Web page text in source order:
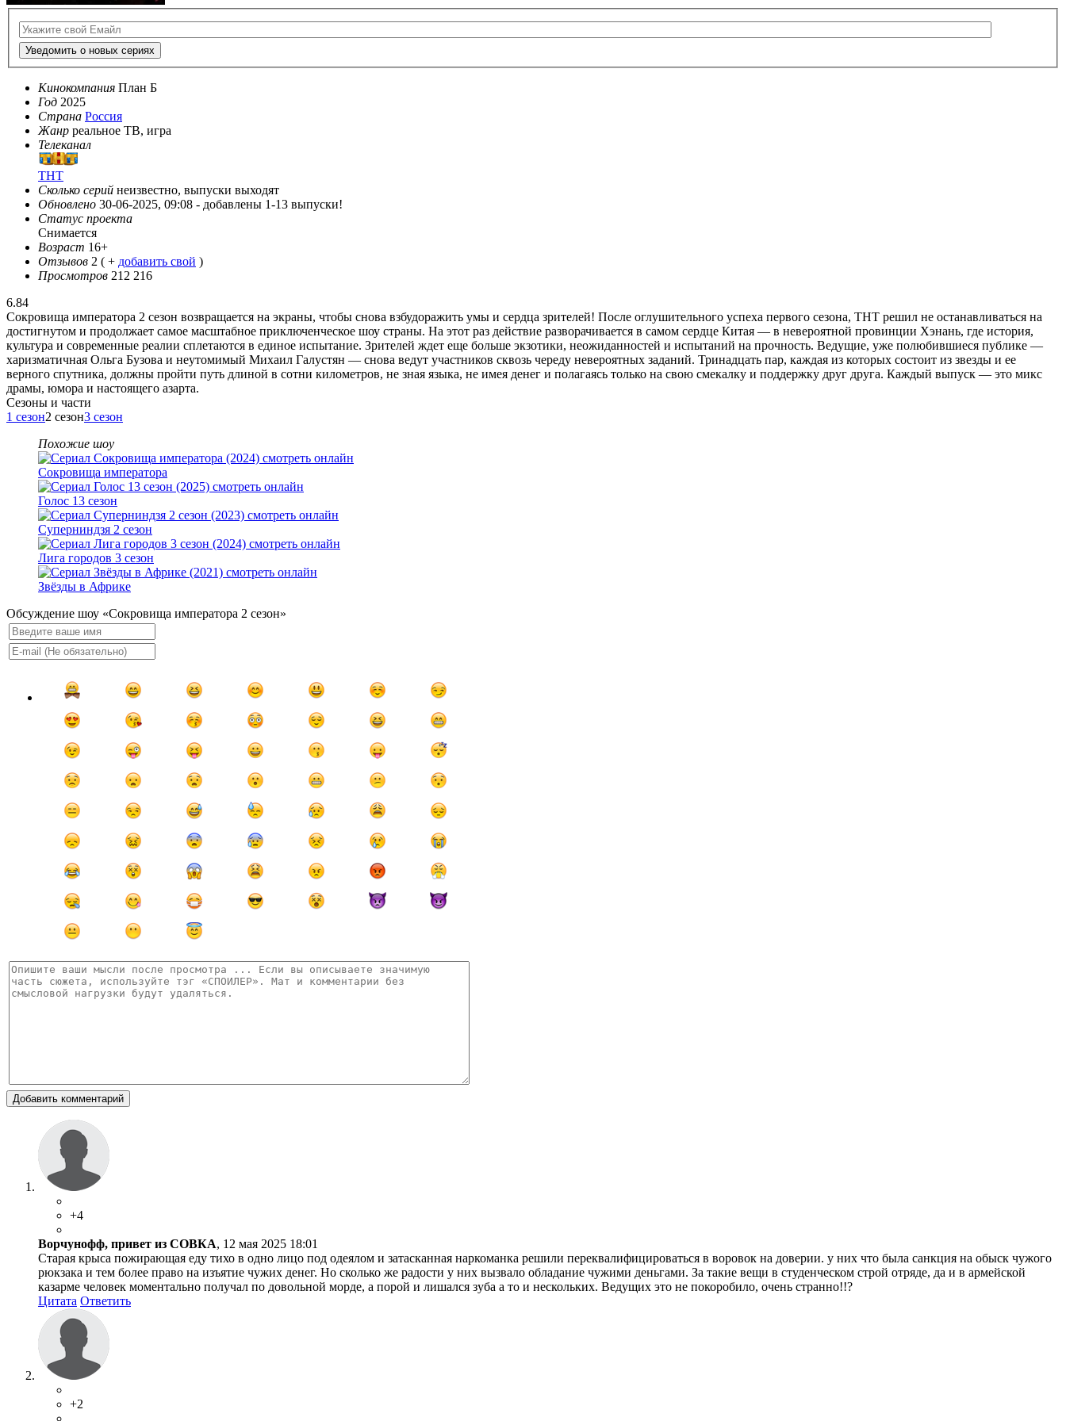
Уведомить о новых сериях
Кинокомпания План Б
Год 2025
Страна Россия
Жанр реальное ТВ, игра
Телеканал
ТНТ
Сколько серий неизвестно, выпуски выходят
Обновлено 30-06-2025, 09:08 - добавлены 1-13 выпуски!
Статус проекта
Снимается
Возраст 16+
Отзывов 2 ( + добавить свой )
Просмотров 212 216
6.84
Сокровища императора 2 сезон возвращается на экраны, чтобы снова взбудоражить умы и сердца зрителей! После оглушительного успеха первого сезона, ТНТ решил не останавливаться на
достигнутом и продолжает самое масштабное приключенческое шоу страны. На этот раз действие разворачивается в самом сердце Китая — в невероятной провинции Хэнань, где история,
культура и современные реалии сплетаются в единое испытание. Зрителей ждет еще больше экзотики, неожиданностей и испытаний на прочность. Ведущие, уже полюбившиеся публике —
харизматичная Ольга Бузова и неутомимый Михаил Галустян — снова ведут участников сквозь череду невероятных заданий. Тринадцать пар, каждая из которых состоит из звезды и ее
верного спутника, должны пройти путь длиной в сотни километров, не зная языка, не имея денег и полагаясь только на свою смекалку и поддержку друг друга. Каждый выпуск — это микс
драмы, юмора и настоящего азарта.
Cезоны и части
1 сезон2 сезон3 сезон
Похожие шоу
Сокровища императора
Голос 13 сезон
Суперниндзя 2 сезон
Лига городов 3 сезон
Звёзды в Африке
Обсуждение шоу «Сокровища императора 2 сезон»
Добавить комментарий
+4
Ворчунофф, привет из СОВКА, 12 мая 2025 18:01
Старая крыса пожирающая еду тихо в одно лицо под одеялом и затасканная наркоманка решили переквалифицироваться в воровок на доверии. у них что была санкция на обыск чужого
рюкзака и тем более право на изъятие чужих денег. Но сколько же радости у них вызвало обладание чужими деньгами. За такие вещи в студенческом строй отряде, да и в армейской
казарме человек моментально получал по довольной морде, а порой и лишался зуба а то и нескольких. Ведущих это не покоробило, очень странно!!?
Цитата Ответить
+2